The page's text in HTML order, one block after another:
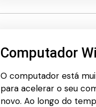
Computador
O computador está
para acelerar o seu
novo. Ao longo do